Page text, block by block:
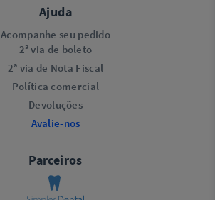
Ajuda
Acompanhe seu pedido
2ª via de boleto
2ª via de Nota Fiscal
Política comercial
Devoluções
Avalie-nos
Parceiros